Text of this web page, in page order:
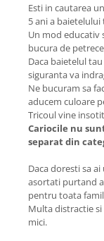
Esti in cautarea
5 ani a baietelului
Un mod educativ
bucura de
Daca baietelul
siguranta va
Ne bucuram sa
aducem culoare
Tricoul vine
Cariocile nu
separat din
Daca doresti sa
asortati purtand
pentru toata
Multa distractie
mici.